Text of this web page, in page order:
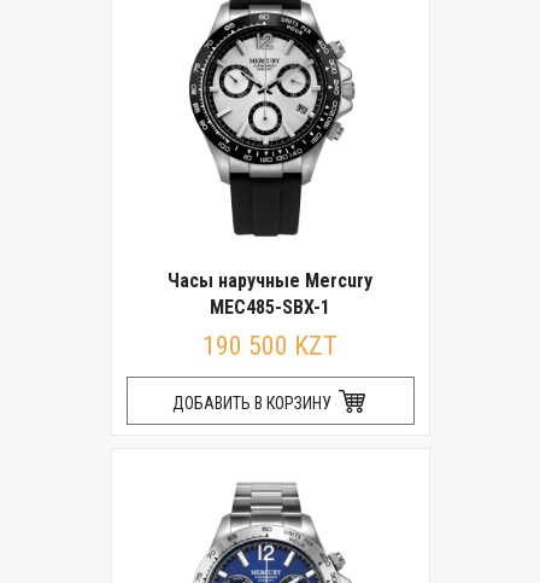
Часы наручные Mercury
MEC485-SBX-1
190 500 KZT
ДОБАВИТЬ В КОРЗИНУ